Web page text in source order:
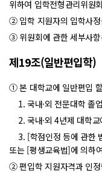
위하여 입학전형관리위원
② 입학 지원자의 입학사정
③ 위원회에 관한 세부사
제19조(일반편입학)
① 본 대학교에 일반편입
1. 국내·외 전문대학 졸
2. 국내·외 4년제 대학
3. [학점인정 등에 관한
또는 [평생교육법]에 의하
② 편입학 지원자격과 인